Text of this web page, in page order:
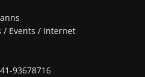
/ Events / Internet
93678716